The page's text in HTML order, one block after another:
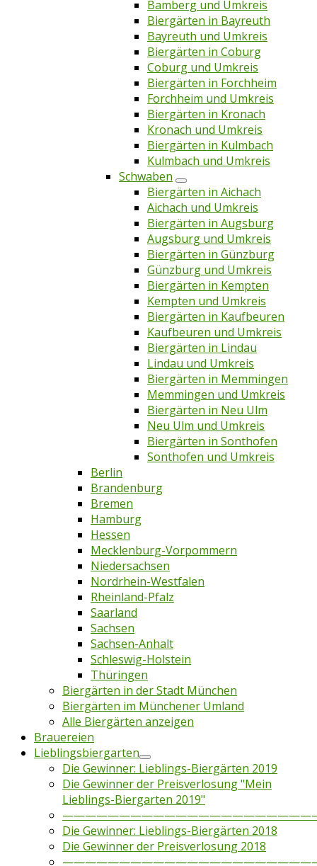
Bamberg und Umkreis
Biergärten in Bayreuth
Bayreuth und Umkreis
Biergärten in Coburg
Coburg und Umkreis
Biergärten in Forchheim
Forchheim und Umkreis
Biergärten in Kronach
Kronach und Umkreis
Biergärten in Kulmbach
Kulmbach und Umkreis
Schwaben
Biergärten in Aichach
Aichach und Umkreis
Biergärten in Augsburg
Augsburg und Umkreis
Biergärten in Günzburg
Günzburg und Umkreis
Biergärten in Kempten
Kempten und Umkreis
Biergärten in Kaufbeuren
Kaufbeuren und Umkreis
Biergärten in Lindau
Lindau und Umkreis
Biergärten in Memmingen
Memmingen und Umkreis
Biergärten in Neu Ulm
Neu Ulm und Umkreis
Biergärten in Sonthofen
Sonthofen und Umkreis
Berlin
Brandenburg
Bremen
Hamburg
Hessen
Mecklenburg-Vorpommern
Niedersachsen
Nordrhein-Westfalen
Rheinland-Pfalz
Saarland
Sachsen
Sachsen-Anhalt
Schleswig-Holstein
Thüringen
Biergärten in der Stadt München
Biergärten im Münchener Umland
Alle Biergärten anzeigen
Brauereien
Lieblingsbiergarten
Die Gewinner: Lieblings-Biergärten 2019
Die Gewinner der Preisverlosung "Mein
Lieblings-Biergarten 2019"
Die Gewinner: Lieblings-Biergärten 2018
Die Gewinner der Preisverlosung 2018